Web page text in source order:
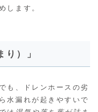
します。
）」
も、ドレンホースの劣
水漏れが起きやすいで